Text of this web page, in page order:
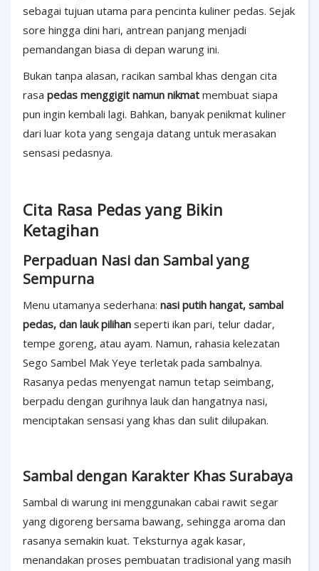
sebagai tujuan utama para pencinta kuliner pedas. Sejak
sore hingga dini hari, antrean panjang menjadi
pemandangan biasa di depan warung ini.
Bukan tanpa alasan, racikan sambal khas dengan cita
rasa pedas menggigit namun nikmat membuat siapa
pun ingin kembali lagi. Bahkan, banyak penikmat kuliner
dari luar kota yang sengaja datang untuk merasakan
sensasi pedasnya.
Cita Rasa Pedas yang Bikin
Ketagihan
Perpaduan Nasi dan Sambal yang
Sempurna
Menu utamanya sederhana: nasi putih hangat, sambal
pedas, dan lauk pilihan seperti ikan pari, telur dadar,
tempe goreng, atau ayam. Namun, rahasia kelezatan
Sego Sambel Mak Yeye terletak pada sambalnya.
Rasanya pedas menyengat namun tetap seimbang,
berpadu dengan gurihnya lauk dan hangatnya nasi,
menciptakan sensasi yang khas dan sulit dilupakan.
Sambal dengan Karakter Khas Surabaya
Sambal di warung ini menggunakan cabai rawit segar
yang digoreng bersama bawang, sehingga aroma dan
rasanya semakin kuat. Teksturnya agak kasar,
menandakan proses pembuatan tradisional yang masih